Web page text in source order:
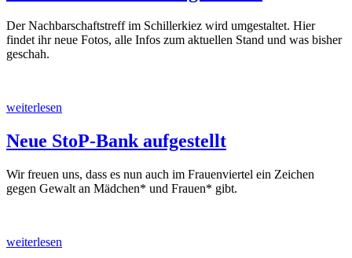
Der Nachbarschaftstreff im Schillerkiez wird umgestaltet. Hier
findet ihr neue Fotos, alle Infos zum aktuellen Stand und was bisher
geschah.
weiterlesen
Neue StoP-Bank aufgestellt
Wir freuen uns, dass es nun auch im Frauenviertel ein Zeichen
gegen Gewalt an Mädchen* und Frauen* gibt.
weiterlesen